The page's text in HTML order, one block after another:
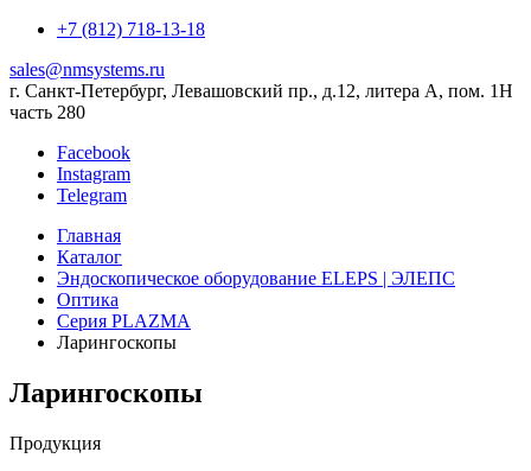
+7 (812) 718-13-18
sales@nmsystems.ru
г. Санкт-Петербург, Левашовский пр., д.12, литера А, пом. 1Н
часть 280
Facebook
Instagram
Telegram
Главная
Каталог
Эндоскопическое оборудование ELEPS | ЭЛЕПС
Оптика
Серия PLAZMA
Ларингоскопы
Ларингоскопы
Продукция